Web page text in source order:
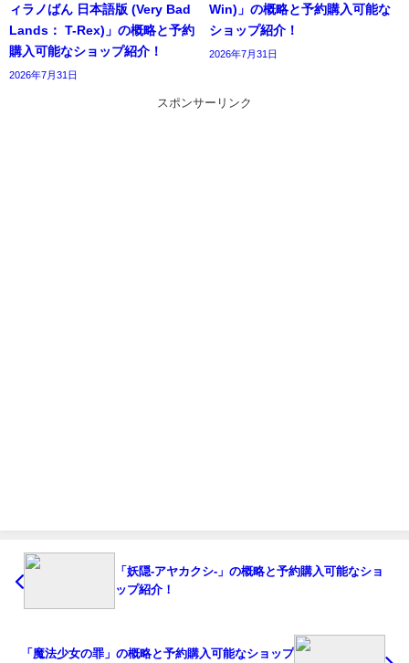
ィラノばん 日本語版 (Very Bad
Lands： T-Rex)」の概略と予約
購入可能なショップ紹介！
2026年7月31日
Win)」の概略と予約購入可能な
ショップ紹介！
2026年7月31日
スポンサーリンク
「妖隠-アヤカクシ-」の概略と予約購入可能なショ
ップ紹介！
「魔法少女の罪」の概略と予約購入可能なショップ